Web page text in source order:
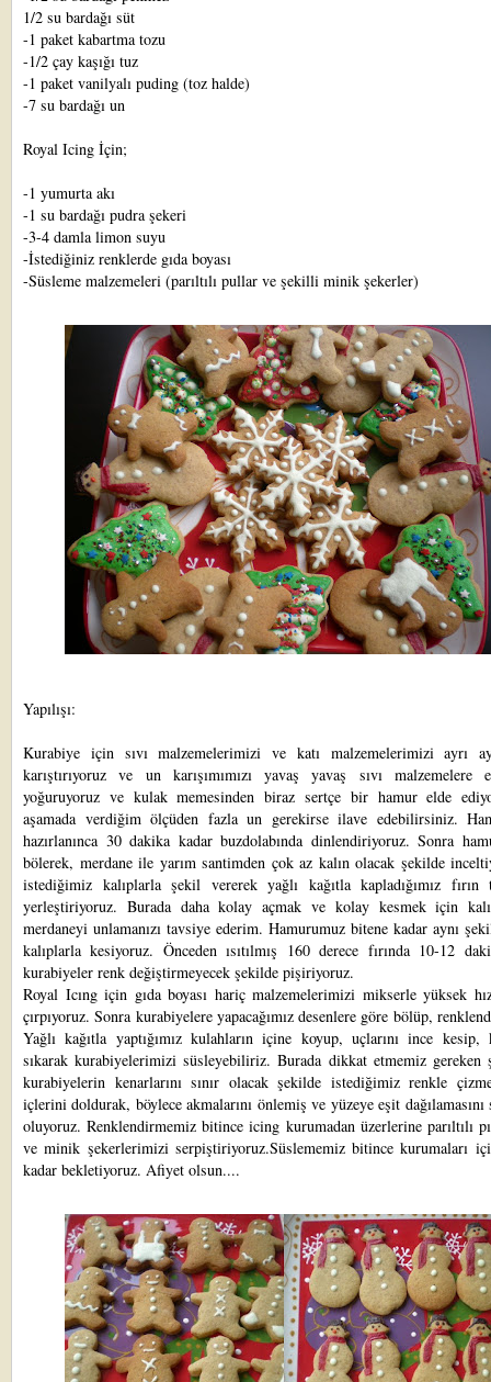
1/2 su bardağı süt
-1 paket kabartma tozu
-1/2 çay kaşığı tuz
-1 paket vanilyalı puding (toz halde)
-7 su bardağı un
Royal Icing İçin;
-1 yumurta akı
-1 su bardağı pudra şekeri
-3-4 damla limon suyu
-İstediğiniz renklerde gıda boyası
-Süsleme malzemeleri (parıltılı pullar ve şekilli minik şekerler)
Yapılışı:
Kurabiye için sıvı malzemelerimizi ve katı malzemelerimizi ayrı
karıştırıyoruz ve un karışımımızı yavaş yavaş sıvı malzemelere
yoğuruyoruz ve kulak memesinden biraz sertçe bir hamur elde
aşamada verdiğim ölçüden fazla un gerekirse ilave edebilirsiniz.
hazırlanınca 30 dakika kadar buzdolabında dinlendiriyoruz. Sonra
bölerek, merdane ile yarım santimden çok az kalın olacak şekilde
istediğimiz kalıplarla şekil vererek yağlı kağıtla kapladığımız fırın
yerleştiriyoruz. Burada daha kolay açmak ve kolay kesmek için
merdaneyi unlamanızı tavsiye ederim. Hamurumuz bitene kadar aynı
kalıplarla kesiyoruz. Önceden ısıtılmış 160 derece fırında 10-12
kurabiyeler renk değiştirmeyecek şekilde pişiriyoruz.
Royal Icıng için gıda boyası hariç malzemelerimizi mikserle yüksek
çırpıyoruz. Sonra kurabiyelere yapacağımız desenlere göre bölüp,
Yağlı kağıtla yaptığımız kulahların içine koyup, uçlarını ince kesip,
sıkarak kurabiyelerimizi süsleyebiliriz. Burada dikkat etmemiz gereken
kurabiyelerin kenarlarını sınır olacak şekilde istediğimiz renkle
içlerini doldurak, böylece akmalarını önlemiş ve yüzeye eşit dağılamasını
oluyoruz. Renklendirmemiz bitince icing kurumadan üzerlerine parıltılı
ve minik şekerlerimizi serpiştiriyoruz.Süslememiz bitince kurumaları
kadar bekletiyoruz. Afiyet olsun....